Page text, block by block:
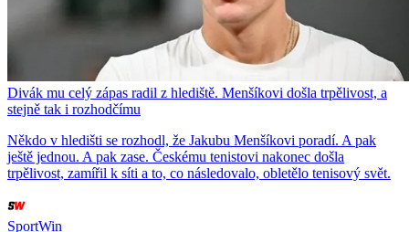
Divák mu celý zápas radil z hlediště. Menšíkovi došla trpělivost, a
stejně tak i rozhodčímu
Někdo v hledišti se rozhodl, že Jakubu Menšíkovi poradí. A pak
ještě jednou. A pak zase. Českému tenistovi nakonec došla
trpělivost, zamířil k síti a to, co následovalo, obletělo tenisový svět.
SportWin